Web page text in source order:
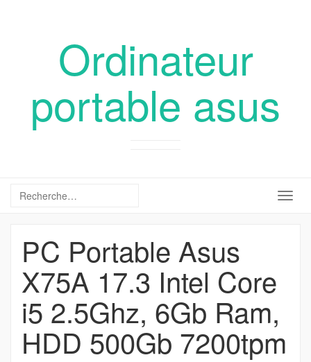
Ordinateur
portable asus
PC Portable Asus
X75A 17.3 Intel Core
i5 2.5Ghz, 6Gb Ram,
HDD 500Gb 7200tpm